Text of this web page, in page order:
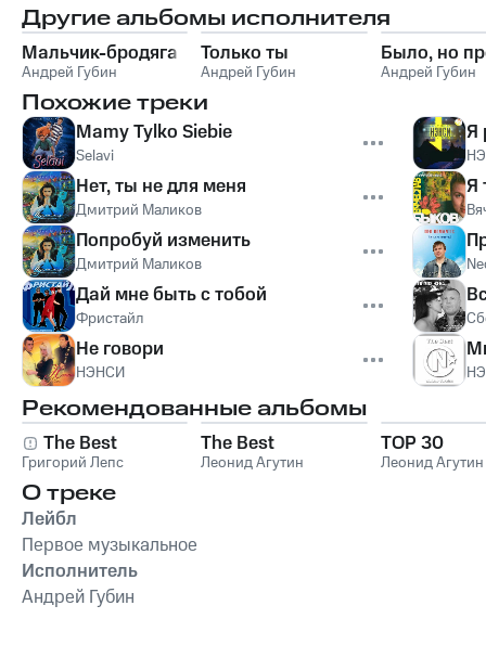
Другие альбомы исполнителя
Мальчик-бродяга
Андрей Губин
Только ты
Андрей Губин
Было, но
Андрей Губин
Похожие треки
Mamy Tylko Siebie
Selavi
Нет, ты не для меня
Дмитрий Маликов
Попробуй изменить
Дмитрий Маликов
Дай мне быть с тобой
Фристайл
Не говори
НЭНСИ
Я
Я
Рекомендованные альбомы
The Best
Григорий Лепс
The Best
Леонид Агутин
TOP 30
Леонид Агутин
О треке
Лейбл
Первое музыкальное
Исполнитель
Андрей Губин